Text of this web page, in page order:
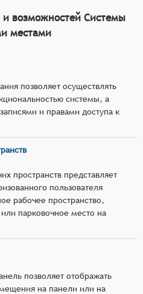
возможностей Системы
местами
позволяет осуществлять
системы, а
и правами доступа к
пространств представляет
пользователя
рабочее пространство,
парковочное место на
позволяет отображать
на панели или на